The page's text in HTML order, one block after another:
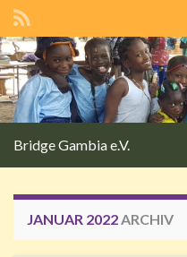
Search for:
Bridge Gambia e.V.
JANUAR 2022 ARCHIV